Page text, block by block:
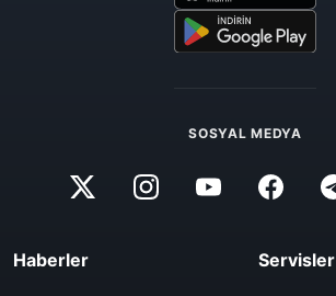
SOSYAL MEDYA
Haberler Servisler